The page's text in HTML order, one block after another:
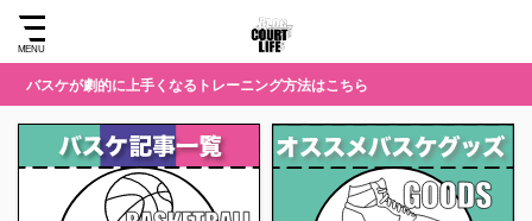
バスケが劇的に上手くなるトレーニング方法はこちら